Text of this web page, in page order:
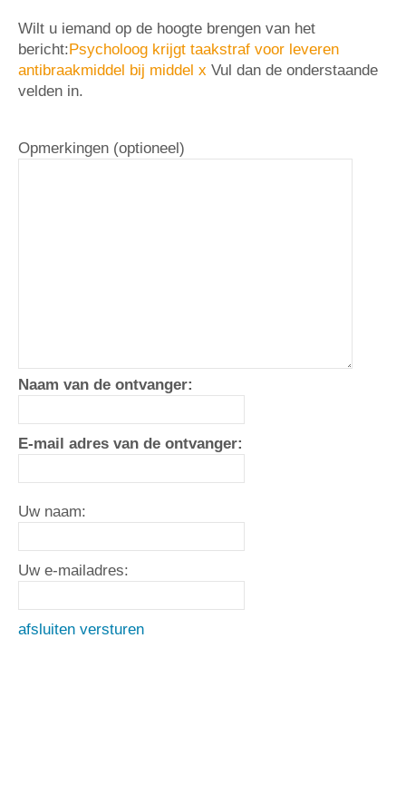
Wilt u iemand op de hoogte brengen van het
bericht:Psycholoog krijgt taakstraf voor leveren
antibraakmiddel bij middel x Vul dan de onderstaande
velden in.
Opmerkingen (optioneel)
Naam van de ontvanger:
E-mail adres van de ontvanger:
Uw naam:
Uw e-mailadres:
afsluiten versturen